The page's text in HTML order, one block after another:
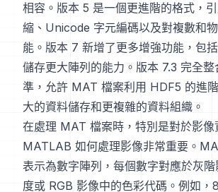
相容。版本 5 是一個更進階的格式，
縮、Unicode 字元編碼以及對複數和
能。版本 7 新增了更多增強功能，包
儲存更大陣列的能力。版本 7.3 完全
準，允許 MAT 檔案利用 HDF5 的進
大的資料儲存和更複雜的資料組織。
在處理 MAT 檔案時，特別是對於影像
MATLAB 如何處理影像非常重要。
表示為數字陣列，每個數字對應於灰
度或 RGB 影像中的色彩代碼。例如，